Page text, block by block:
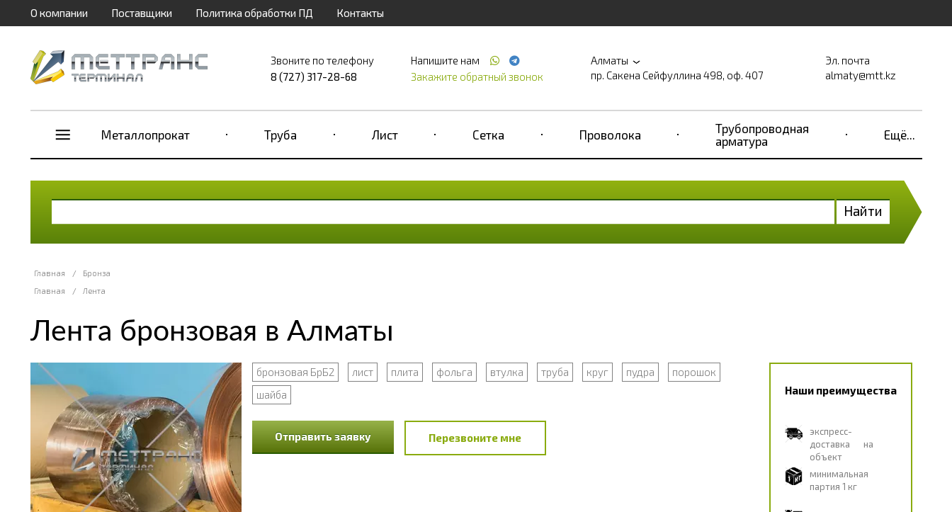
О компании Поставщики Политика обработки ПД Контакты
Звоните по телефону
8 (727) 317-28-68
Напишите нам
Закажите обратный звонок
Алматы
пр. Сакена Сейфуллина 498, оф. 407
Эл. почта
almaty@mtt.kz
Металлопрокат Труба Лист Сетка Проволока
Трубопроводная
арматура
Ещё...
Найти
Главная /
Бронза
Главная
/ Лента
Лента бронзовая в Алматы
бронзовая БрБ2 лист плита фольга втулка труба круг пудра
порошок
шайба
Отправить заявку Перезвоните мне
Наши преимущества
экспресс-
доставка на
объект
минимальная
партия 1 кг